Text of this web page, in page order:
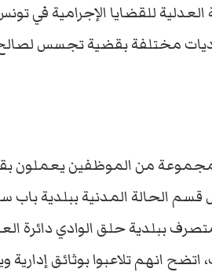
للقضايا الإجرامية
مختلفة بقضية تجسس
من الموظفين يعملون
الحالة المدنية ببلدية
متصرف ببلدية حلق الوادي دائرة
اتضح انهم تلاعبوا بوثائق